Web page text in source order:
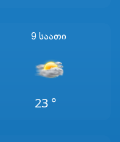
9 Საათი
23 °